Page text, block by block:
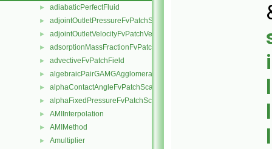
► adiabaticPerfectFluid
► adjointOutletPressureFvPatchScalarField
► adjointOutletVelocityFvPatchVectorField
► adsorptionMassFractionFvPatchScalarField
► advectiveFvPatchField
► algebraicPairGAMGAgglomeration
► alphaContactAngleFvPatchScalarField
► alphaFixedPressureFvPatchScalarField
► AMIInterpolation
► AMIMethod
► Amultiplier